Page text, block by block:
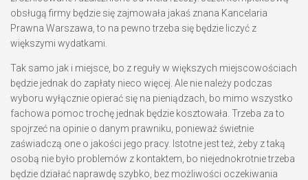
obsługą firmy będzie się zajmowała jakaś znana Kancelaria
Prawna Warszawa, to na pewno trzeba się będzie liczyć z
większymi wydatkami.
Tak samo jak i miejsce, bo z reguły w większych miejscowościach
będzie jednak do zapłaty nieco więcej. Ale nie należy podczas
wyboru wyłącznie opierać się na pieniądzach, bo mimo wszystko
fachowa pomoc trochę jednak będzie kosztowała. Trzeba za to
spojrzeć na opinie o danym prawniku, ponieważ świetnie
zaświadczą one o jakości jego pracy. Istotne jest też, żeby z taką
osobą nie było problemów z kontaktem, bo niejednokrotnie trzeba
będzie działać naprawdę szybko, bez możliwości oczekiwania